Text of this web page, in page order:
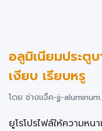
อลูมิเนียมประตู
เงียบ เรียบหรู
โดย ช่างแจ็ค-jj-
ยูโรโปรไฟล์ให้ความห